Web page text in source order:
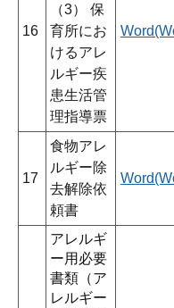
16
（3） 保
育所にお
けるアレ
ルギー疾
患生活管
理指導票
17
食物アレ
ルギー除
去解除依
頼書
アレルギ
ー用必要
書類（ア
レルギー